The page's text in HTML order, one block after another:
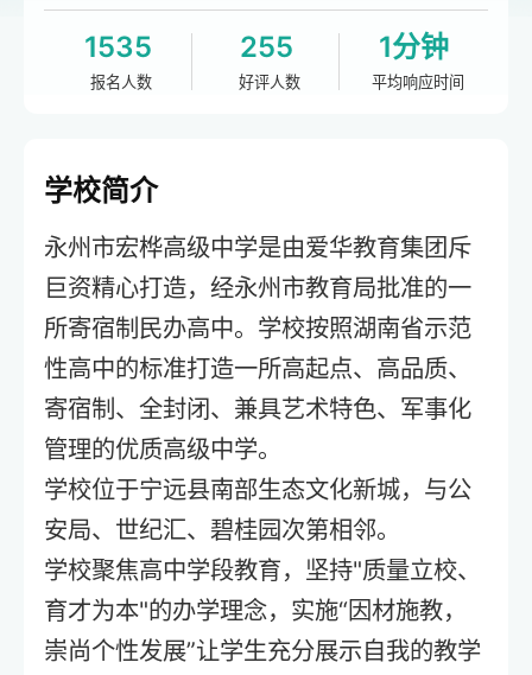
1535
报名人数
255
好评人数
1分钟
平均响应时间
学校简介
永州市宏桦高级中学是由爱华教育集团斥
巨资精心打造，经永州市教育局批准的一
所寄宿制民办高中。学校按照湖南省示范
性高中的标准打造一所高起点、高品质、
寄宿制、全封闭、兼具艺术特色、军事化
管理的优质高级中学。
学校位于宁远县南部生态文化新城，与公
安局、世纪汇、碧桂园次第相邻。
学校聚焦高中学段教育，坚持"质量立校、
育才为本"的办学理念，实施“因材施教，
崇尚个性发展”让学生充分展示自我的教学